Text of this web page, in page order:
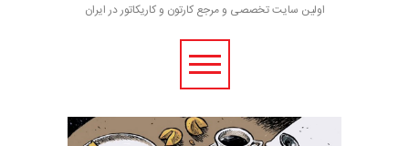
اولین سایت تخصصی و مرجع کارتون و کاریکاتور در ایران